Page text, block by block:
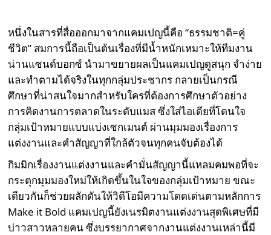
หนึ่งในสารที่สื่อออกมาจากแคมเปญนี้คือ “ธรรมชาติ=คู่
ชีวิต” สมการนี้ถือเป็นต้นเรื่องที่มีน้ำหนักเหมาะให้ทีมงาน
น่านแซนด์บอกซ์ นำมาขยายผลเป็นแคมเปญดูสนุก จำง่าย
และทำตามได้จริงในทุกกลุ่มประชากร กลายเป็นกรณี
ศึกษาที่น่าสนใจมากสำหรับใครที่ต้องการศึกษาตัวอย่าง
การคิดงานการตลาดในระดับแมส ซึ่งใส่ไอเดียที่โดนใจ
กลุ่มเป้าหมายแบบแบ่งเซกเมนต์ ผ่านมุมมองเรื่องการ
แต่งงานและคำสัญญาที่ใกล้ตัวจนทุกคนจับต้องได้
กิมมิกเรื่องงานแต่งงานและคำมั่นสัญญานี้แหลมคมพอที่จะ
กระตุกมุมมองใหม่ให้เกิดขึ้นในใจของกลุ่มเป้าหมาย ขณะ
เดียวกันก็ช่วยผลักดันให้วิดีโอมีความโดดเด่นตามหลักการ
Make it Bold แคมเปญนี้ยังเนรมิตงานแต่งงานสุดพิเศษที่มี
บ่าวสาวหลายคน ซึ่งบรรยากาศจากงานแต่งงานเหล่านี้มี